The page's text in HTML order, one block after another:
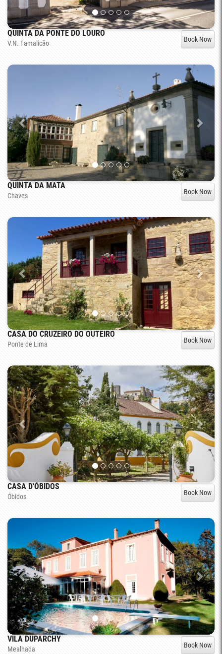
QUINTA DA PONTE DO LOURO
V.N. Famalicão Book Now
QUINTA DA MATA
Chaves Book Now
CASA DO CRUZEIRO DO OUTEIRO
Ponte de Lima Book Now
CASA D'ÓBIDOS
Óbidos Book Now
VILA DUPARCHY
Mealhada Book Now